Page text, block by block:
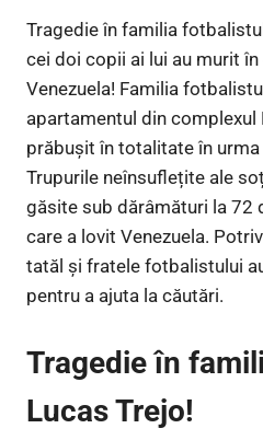
Tragedie în familia
cei doi copii ai lui au murit
Venezuela! Familia
apartamentul din complexul
prăbușit în totalitate în
Trupurile neînsuflețite ale
găsite sub dărâmături la 72
care a lovit Venezuela.
tatăl și fratele fotbalistului
pentru a ajuta la căutări.
Tragedie în
Lucas Trejo!